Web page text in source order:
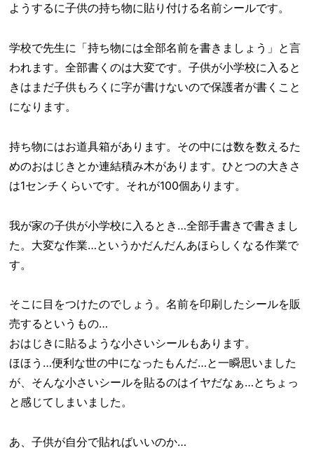
ようするに子供の持ち物に貼り付ける名前シールです。
学校で先生に「持ち物には全部名前を書きましょう」と言
われます。全部書くのは大変です。子供が小学校に入ると
きはまだ子供もろくに字が書けないので保護者が書くこと
になります。
持ち物にはお道具箱があります。その中には数を数えるた
めのおはじきとか連結積み木があります。ひとつの大きさ
は1センチくらいです。それが100個あります。
我が家の子供が小学校に入るとき…全部手書きで書きまし
た。大変な作業…というかだんだんあほらしくなる作業で
す。
そこに目をつけたのでしょう。名前を印刷したシールを販
売するというもの…
おはじきに貼るような小さいシールもあります。
ほほう…便利な世の中になったもんだ…と一瞬思いました
が、そんな小さいシールを貼るのはイヤだなぁ…とちょっ
と感じてしまいました。
あ、子供が自分で貼ればいいのか…